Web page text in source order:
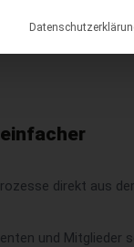
direkt aus
und Mitglieder